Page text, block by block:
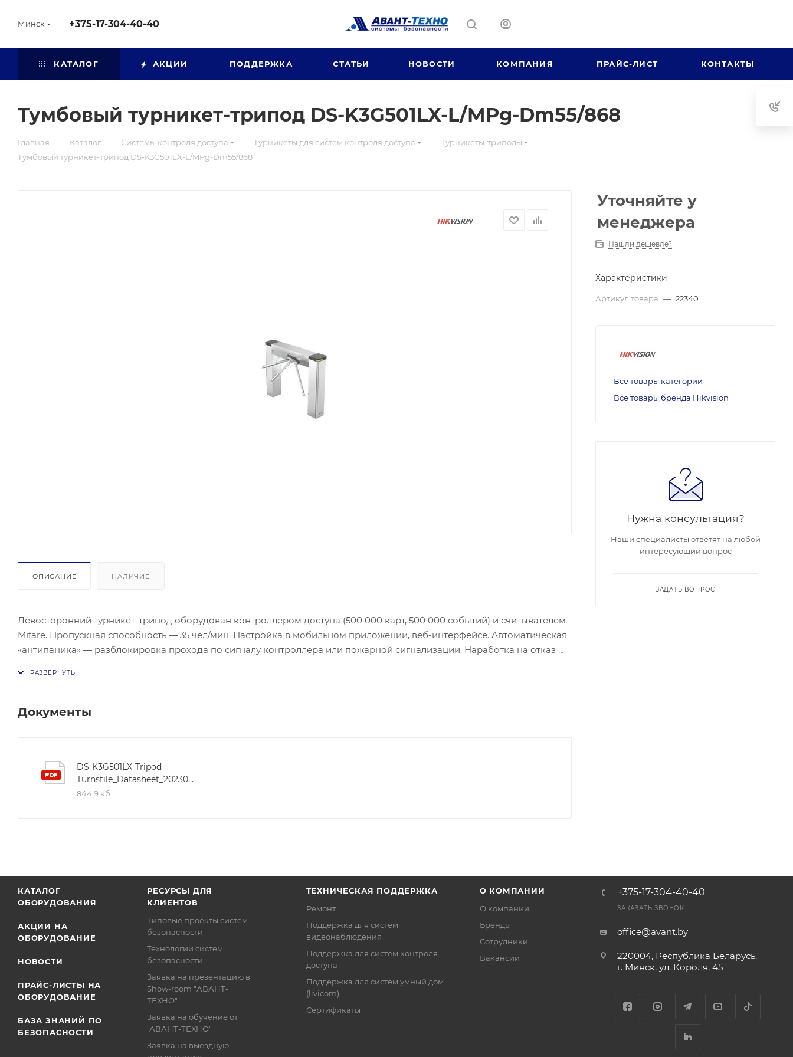
Минск +375-17-304-40-40
КАТАЛОГ АКЦИИ ПОДДЕРЖКА СТАТЬИ НОВОСТИ КОМПАНИЯ ПРАЙС-ЛИСТ КОНТАКТЫ
Тумбовый турникет-трипод DS-K3G501LX-L/MPg-Dm55/868
Главная — Каталог — Системы контроля доступа — Турникеты для систем контроля доступа — Турникеты-триподы —
Тумбовый турникет-трипод DS-K3G501LX-L/MPg-Dm55/868
ОПИСАНИЕ НАЛИЧИЕ
Левосторонний турникет-трипод оборудован контроллером доступа (500 000 карт, 500 000 событий) и считывателем
Mifare. Пропускная способность — 35 чел/мин. Настройка в мобильном приложении, веб-интерфейсе. Автоматическая
«антипаника» — разблокировка прохода по сигналу контроллера или пожарной сигнализации. Наработка на отказ —
обеспечения по ISAPI-протоколу. Рабочая температура — –20 °C... +65 °C. Питание — AC 100 ~ 240 V. Мощность — 45 Вт
Документы
DS-K3G501LX-Tripod-
Turnstile_Datasheet_20230714
844,9 кб
Уточняйте у
менеджера
Нашли дешевле?
Характеристики
Артикул товара — 22340
Все товары категории
Все товары бренда Hikvision
Нужна консультация?
Наши специалисты ответят на любой
интересующий вопрос
ЗАДАТЬ ВОПРОС
КАТАЛОГ
ОБОРУДОВАНИЯ
АКЦИИ НА
ОБОРУДОВАНИЕ
НОВОСТИ
ПРАЙС-ЛИСТЫ НА
ОБОРУДОВАНИЕ
БАЗА ЗНАНИЙ ПО
БЕЗОПАСНОСТИ
РЕСУРСЫ ДЛЯ
КЛИЕНТОВ
Типовые проекты систем
безопасности
Технологии систем
безопасности
Заявка на презентацию в
Show-room "АВАНТ-
ТЕХНО"
Заявка на обучение от
"АВАНТ-ТЕХНО"
Заявка на выездную
ТЕХНИЧЕСКАЯ ПОДДЕРЖКА
Ремонт
Поддержка для систем
видеонаблюдения
Поддержка для систем контроля
доступа
Поддержка для систем умный дом
(livicom)
Сертификаты
О КОМПАНИИ
О компании
Бренды
Сотрудники
Вакансии
+375-17-304-40-40
ЗАКАЗАТЬ ЗВОНОК
office@avant.by
220004, Республика Беларусь,
г. Минск, ул. Короля, 45